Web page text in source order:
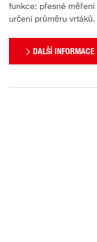
funkce: přesné
určení průměru vrtáků.
DALŠÍ INFORMACE